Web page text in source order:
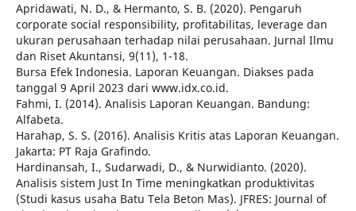
Apridawati, N. D., & Hermanto, S. B. (2020). Pengaruh
corporate social responsibility, profitabilitas, leverage dan
ukuran perusahaan terhadap nilai perusahaan. Jurnal Ilmu
dan Riset Akuntansi, 9(11), 1-18.
Bursa Efek Indonesia. Laporan Keuangan. Diakses pada
tanggal 9 April 2023 dari www.idx.co.id.
Fahmi, I. (2014). Analisis Laporan Keuangan. Bandung:
Alfabeta.
Harahap, S. S. (2016). Analisis Kritis atas Laporan Keuangan.
Jakarta: PT Raja Grafindo.
Hardinansah, I., Sudarwadi, D., & Nurwidianto. (2020).
Analisis sistem Just In Time meningkatkan produktivitas
(Studi kasus usaha Batu Tela Beton Mas). JFRES: Journal of